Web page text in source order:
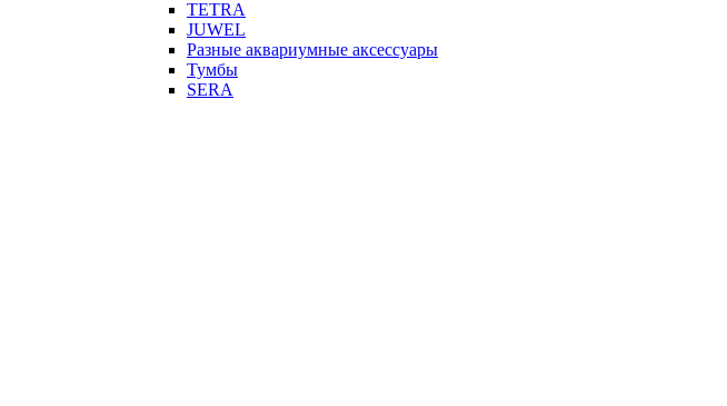
TETRA
JUWEL
Разные аквариумные аксессуары
Тумбы
SERA